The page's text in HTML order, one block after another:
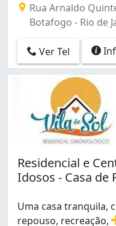
Rio Comprido (3)
Santa Cruz (1)
Santa Teresa (2)
Senador
Sepetiba (1)
Tanque (2)
Taquara (4)
Tijuca (6)
Todos os Santos (1)
Vargem Grande (1)
Vila Isabel (3)
Rua Arnaldo
Botafogo - Rio de
Ver Tel
Residencial e
Idosos - Casa de
Uma casa tranquila,
repouso, recreação,